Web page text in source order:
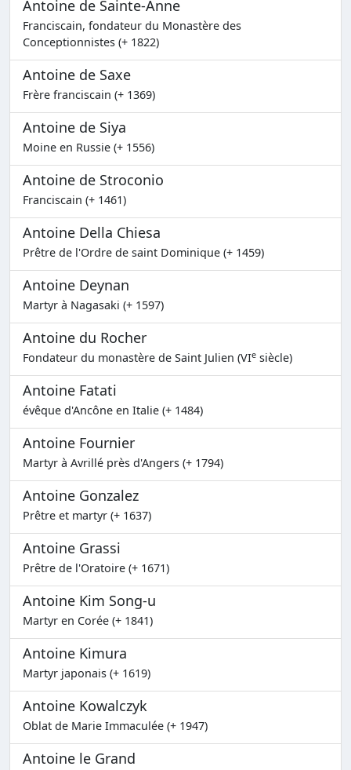
Antoine de Sainte-Anne
Franciscain, fondateur du Monastère des
Conceptionnistes (+ 1822)
Antoine de Saxe
Frère franciscain (+ 1369)
Antoine de Siya
Moine en Russie (+ 1556)
Antoine de Stroconio
Franciscain (+ 1461)
Antoine Della Chiesa
Prêtre de l'Ordre de saint Dominique (+ 1459)
Antoine Deynan
Martyr à Nagasaki (+ 1597)
Antoine du Rocher
Fondateur du monastère de Saint Julien (VIe siècle)
Antoine Fatati
évêque d'Ancône en Italie (+ 1484)
Antoine Fournier
Martyr à Avrillé près d'Angers (+ 1794)
Antoine Gonzalez
Prêtre et martyr (+ 1637)
Antoine Grassi
Prêtre de l'Oratoire (+ 1671)
Antoine Kim Song-u
Martyr en Corée (+ 1841)
Antoine Kimura
Martyr japonais (+ 1619)
Antoine Kowalczyk
Oblat de Marie Immaculée (+ 1947)
Antoine le Grand